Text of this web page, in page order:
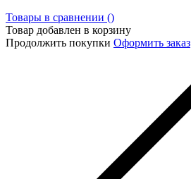
Товары в сравнении ()
Товар добавлен в корзину
Продолжить покупки Оформить заказ